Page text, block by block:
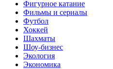
Фигурное катание
Фильмы и сериалы
Футбол
Хоккей
Шахматы
Шоу-бизнес
Экология
Экономика